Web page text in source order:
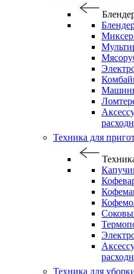
Техника для
Техника для